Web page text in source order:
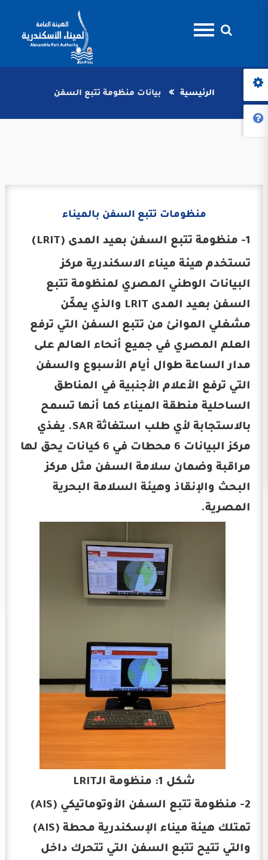
الرئيسية بيانات منظومة تتبع السفن
منظومات تتبع السفن بالميناء
1- منظومة تتبع السفن بعيد المدى (LRIT)
تستخدم هيئة ميناء الاسكندرية مركز
البيانات الوطني المصري لمنظومة تتبع
السفن بعيد المدى LRIT والذي يمكّن
مشغلي الموانئ من تتبع السفن التي ترفع
العلم المصري في جميع أنحاء العالم على
مدار الساعة طوال أيام الأسبوع والسفن
التي ترفع الأعلام الأجنبية في المناطق
الساحلية منطقة الميناء كما أنها تسمح
بالاستجابة لأي طلب استغاثة SAR. يغذي
مركز البيانات 6 محطات في 6 كيانات يحق لها
مراقبة وضمان سلامة السفن مثل مركز
البحث والإنقاذ وهيئة السلامة البحرية
المصرية.
شكل 1: منظومة الـLRIT
2- منظومة تتبع السفن الأوتوماتيكي (AIS)
تمتلك هيئة ميناء الإسكندرية محطة (AIS)
والتي تتيح تتبع السفن التي تتحرك داخل